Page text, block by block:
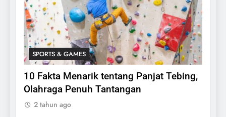
SPORTS & GAMES
10 Fakta Menarik tentang Panjat Tebing,
Olahraga Penuh Tantangan
2 tahun ago